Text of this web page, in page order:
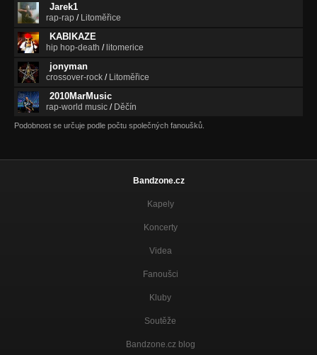
Jarek1
rap-rap / Litoměřice
KABIKAZE
hip hop-death /litomerice
jonyman
crossover-rock / Litoměřice
2010MarMusic
rap-world music / Děčín
Podobnost se určuje podle počtu společných fanoušků.
Bandzone.cz
Kapely
Koncerty
Videa
Fanoušci
Kluby
Soutěže
Bandzone.cz blog